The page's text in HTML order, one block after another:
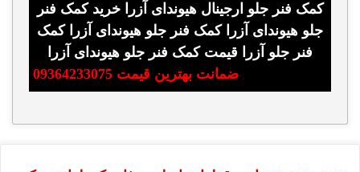
کمک فنر جلو ارجینال هیوندای آزرا خرید کمک فنر
جلو هیوندای آزرا کمک فنر جلو هیوندای آزرا کمک
فنر جلو آزرا قیمت کمک فنر جلو هیوندای آزرا
ضمانت بهترین قیمت 09364233075